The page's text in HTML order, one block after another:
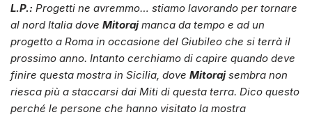
L.P.: Progetti ne avremmo… stiamo lavorando per tornare
al nord Italia dove Mitorajmanca da tempo e ad un
progetto a Roma in occasione del Giubileo che si terrà il
prossimo anno. Intanto cerchiamo di capire quando deve
finire questa mostra in Sicilia, dove Mitorajsembra non
riesca più a staccarsi dai Miti di questa terra. Dico questo
perché le persone che hanno visitato la mostra